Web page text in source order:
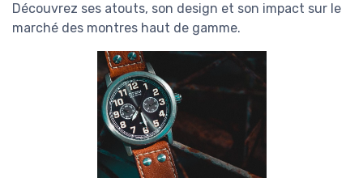
Découvrez ses atouts, son design et son impact sur le
marché des montres haut de gamme.